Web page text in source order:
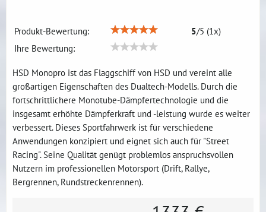
Produkt-Bewertung: 5/5 (1x)
Ihre Bewertung:
HSD Monopro ist das Flaggschiff von HSD und vereint alle
großartigen Eigenschaften des Dualtech-Modells. Durch die
fortschrittlichere Monotube-Dämpfertechnologie und die
insgesamt erhöhte Dämpferkraft und -leistung wurde es weiter
verbessert. Dieses Sportfahrwerk ist für verschiedene
Anwendungen konzipiert und eignet sich auch für "Street
Racing". Seine Qualität genügt problemlos anspruchsvollen
Nutzern im professionellen Motorsport (Drift, Rallye,
Bergrennen, Rundstreckenrennen).